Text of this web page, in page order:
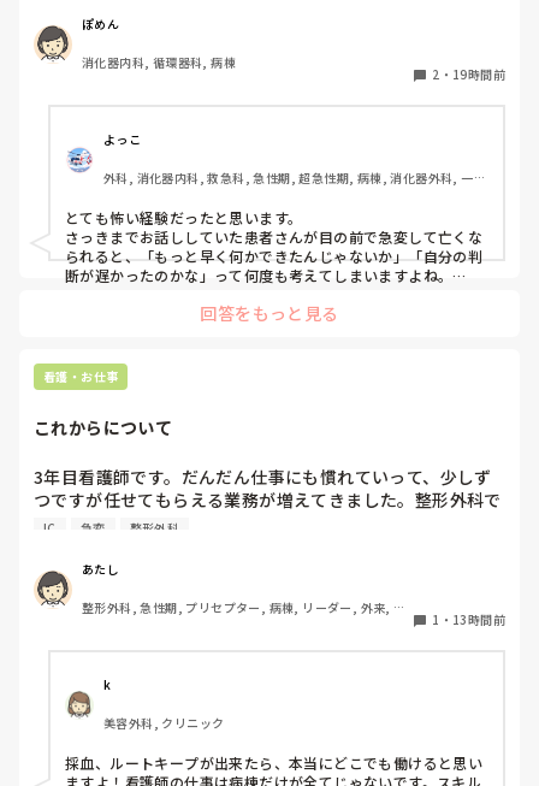
またレートが上がり出したので先生に電話をかけた途端急に
VT波形に移行した。その後VF波形になって、今の今まで話
してた患者さんが目の前で痙攣して亡くなってしまった。
私の判断が遅かったから？DCが病棟に置いてなくてAEDで対
応したから？と、色々悩んでしまいます。
ぽめん
消化器内科, 循環器科, 病棟
2 ・ 19時間前
よっこ
外科, 消化器内科, 救急科, 急性期, 超急性期, 病棟, 消化器外科, 一般
とても怖い経験だったと思います。
さっきまでお話ししていた患者さんが目の前で急変して亡くな
られると、「もっと早く何かできたんじゃないか」「自分の判
断が遅かったのかな」って何度も考えてしまいますよね。
ただ、書かれている経過を見る限り、最初にAFが出た時点で先
ったとは限らないと思います。AFでも、血圧低下や意識障害な
ど循環が不安定な場合に緊急でDCを考えるので、落ち着いてい
だけが原因というより、心筋虚血や電解質異常など、背景に別
の原因があった可能性も考えられると思います。
VFになった後についても、AEDはVFやパルスレスVTに対して
いだったわけではないと思います。
文面を見る限り、AFに気づいて先生へ報告し、一度落ち着いた
後も観察を続け、また変化があった時には先生へ連絡されてい
振り返るのであれば、一人で「自分の判断が遅かった」と考え
るより、その時の血圧や症状、波形、採血などを先生やスタッ
フと一緒に確認してみると、何が起きていたのか少し整理でき
るかもしれません。
回答をもっと見る
看護・お仕事
これからについて
3年目看護師です。だんだん仕事にも慣れていって、少しず
つですが任せてもらえる業務が増えてきました。整形外科で
働いていますが、たしかに高齢者が多い病棟ですがほぼ急変
にはつながらないんじゃないか、って思ってしまいます。で
も、循環器やICU、救命に移動する勇気もありません、、
IC 急変 整形外科
あたし
整形外科, 急性期, プリセプター, 病棟, リーダー, 外来, 一
1 ・ 13時間前
k
美容外科, クリニック
採血、ルートキープが出来たら、本当にどこでも働けると思い
ますよ！看護師の仕事は病棟だけが全てじゃないです。スキル